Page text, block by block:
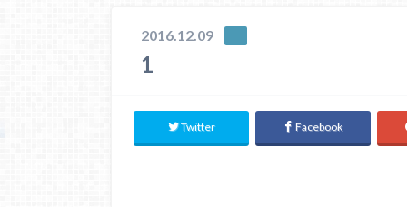
2016.12.09
1
Twitter Facebook